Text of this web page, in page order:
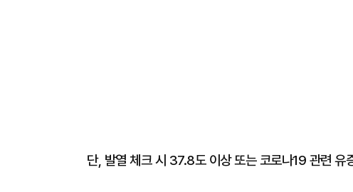
단, 발열 체크 시 37.8도 이상 또는 코로나19 관련 유